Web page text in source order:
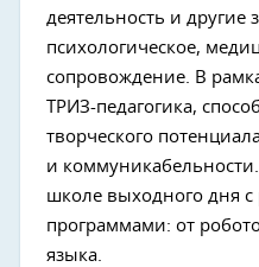
деятельность и другие
психологическое,
сопровождение. В
ТРИЗ-педагогика,
творческого
и
школе выходного дня
программами: от
языка.